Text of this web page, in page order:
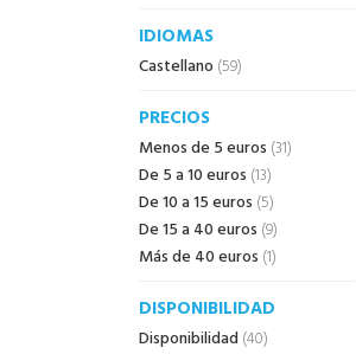
IDIOMAS
Castellano (59)
PRECIOS
Menos de 5 euros (31)
De 5 a 10 euros (13)
De 10 a 15 euros (5)
De 15 a 40 euros (9)
Más de 40 euros (1)
DISPONIBILIDAD
Disponibilidad (40)